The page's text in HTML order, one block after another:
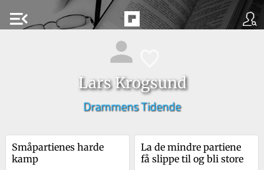
menu_open
Lars Krogsund
Drammens Tidende
Småpartienes harde
kamp
La de mindre partiene
få slippe til og bli store